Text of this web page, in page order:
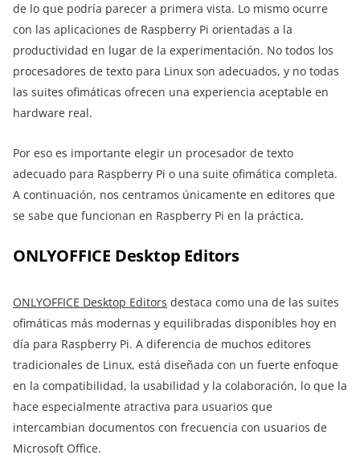
de lo que podría parecer a primera vista. Lo mismo ocurre
con las aplicaciones de Raspberry Pi orientadas a la
productividad en lugar de la experimentación. No todos los
procesadores de texto para Linux son adecuados, y no todas
las suites ofimáticas ofrecen una experiencia aceptable en
hardware real.
Por eso es importante elegir un procesador de texto
adecuado para Raspberry Pi o una suite ofimática completa.
A continuación, nos centramos únicamente en editores que
se sabe que funcionan en Raspberry Pi en la práctica.
ONLYOFFICE Desktop Editors
ONLYOFFICE Desktop Editors destaca como una de las suites
ofimáticas más modernas y equilibradas disponibles hoy en
día para Raspberry Pi. A diferencia de muchos editores
tradicionales de Linux, está diseñada con un fuerte enfoque
en la compatibilidad, la usabilidad y la colaboración, lo que la
hace especialmente atractiva para usuarios que
intercambian documentos con frecuencia con usuarios de
Microsoft Office.